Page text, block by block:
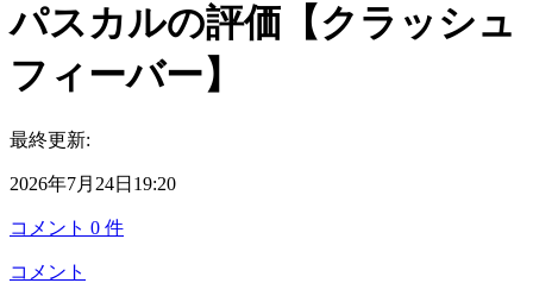
パスカルの評価【クラッシュ
フィーバー】
最終更新:
2026年7月24日19:20
コメント 0 件
コメント